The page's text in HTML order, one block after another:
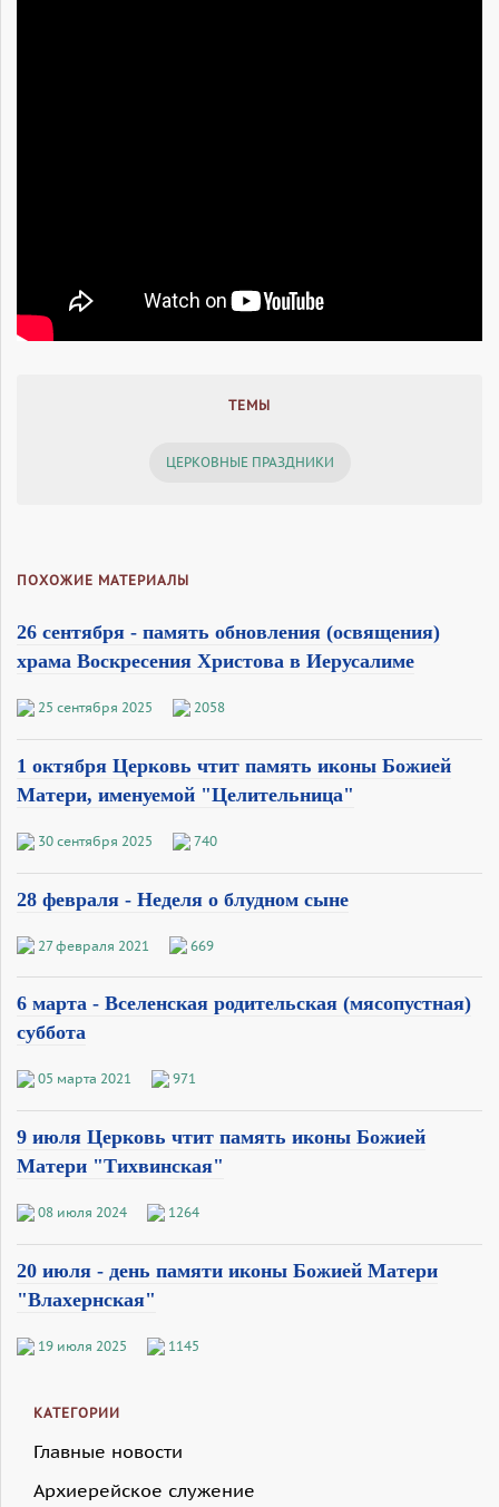
ТЕМЫ
ЦЕРКОВНЫЕ ПРАЗДНИКИ
ПОХОЖИЕ МАТЕРИАЛЫ
26 сентября - память обновления (освящения)
храма Воскресения Христова в Иерусалиме
25 сентября 2025 2058
1 октября Церковь чтит память иконы Божией
Матери, именуемой "Целительница"
30 сентября 2025 740
28 февраля - Неделя о блудном сыне
27 февраля 2021 669
6 марта - Вселенская родительская (мясопустная)
суббота
05 марта 2021 971
9 июля Церковь чтит память иконы Божией
Матери "Тихвинская"
08 июля 2024 1264
20 июля - день памяти иконы Божией Матери
"Влахернская"
19 июля 2025 1145
КАТЕГОРИИ
Главные новости
Архиерейское служение